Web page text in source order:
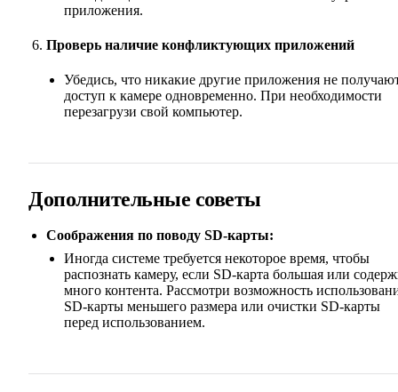
приложения.
Проверь наличие конфликтующих приложений
Убедись, что никакие другие приложения не
доступ к камере одновременно. При необходимости
перезагрузи свой компьютер.
Дополнительные советы
Соображения по поводу SD-карты:
Иногда системе требуется некоторое время, чтобы
распознать камеру, если SD-карта большая или
много контента. Рассмотри возможность
SD-карты меньшего размера или очистки SD-карты
перед использованием.